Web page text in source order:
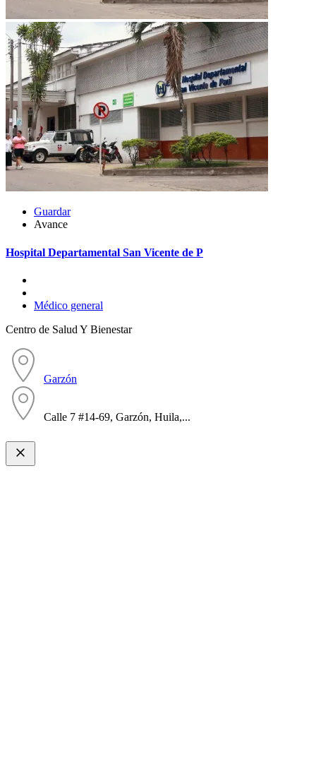
Guardar
Avance
Hospital Departamental San Vicente de P
Médico general
Centro de Salud Y Bienestar
Garzón
Calle 7 #14-69, Garzón, Huila,...